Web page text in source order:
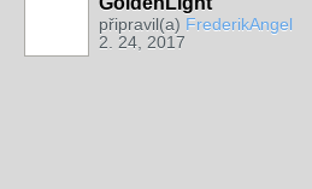
připravil(a) FrederikAngel
2. 24, 2017